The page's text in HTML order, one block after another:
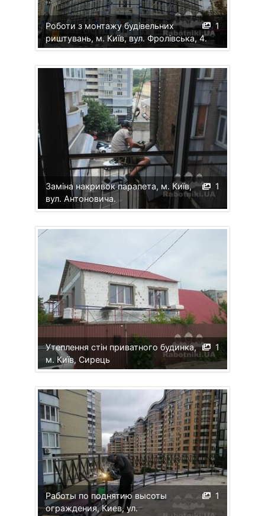
1
Роботи з монтажу будівельних
риштувань, м. Київ, вул. Фролівська, 4.
1
Заміна накривок парапета, м. Київ,
вул. Антоновича.
1
Утеплення стін приватного будинка,
м. Київ, Сирець
1
Работы по поднятию высоты
ограждения, Киев, ул.